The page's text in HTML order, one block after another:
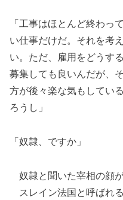
「工事はほとんど終わっ
い仕事だけだ。それを考
い。ただ、雇用をどうす
募集しても良いんだが、
方が後々楽な気もしてい
ろうし」
「奴隷、ですか」
奴隷と聞いた宰相の顔
スレイン法国と呼ばれ